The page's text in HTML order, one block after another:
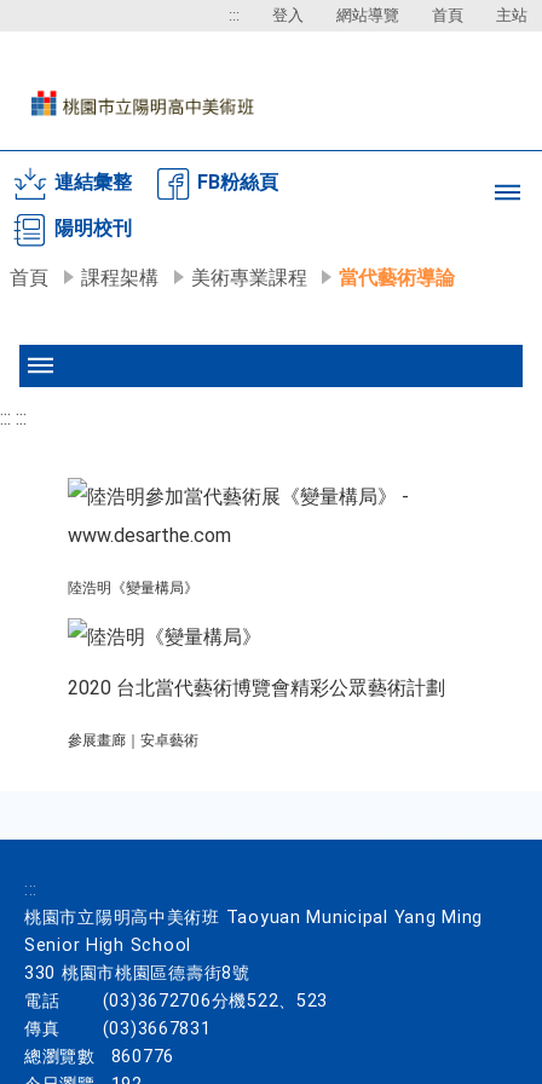
連結彙整
FB粉絲頁
陽明校刊
::: 登入 網站導覽 首頁 主站
首頁 課程架構 美術專業課程 當代藝術導論
::: :::
陸浩明《變量構局》
2020 台北當代藝術博覽會精彩公眾藝術計劃
參展畫廊｜安卓藝術
:::
桃園市立陽明高中美術班 Taoyuan Municipal Yang Ming
Senior High School
330 桃園市桃園區德壽街8號
電話
(03)3672706分機522、523
傳真
(03)3667831
總瀏覽數
860776